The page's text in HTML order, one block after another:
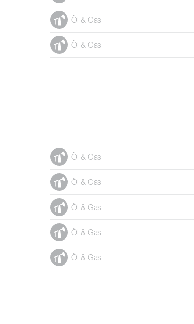
Öl & Gas
Öl & Gas
Öl & Gas
Öl & Gas
Öl & Gas
Öl & Gas
Öl & Gas